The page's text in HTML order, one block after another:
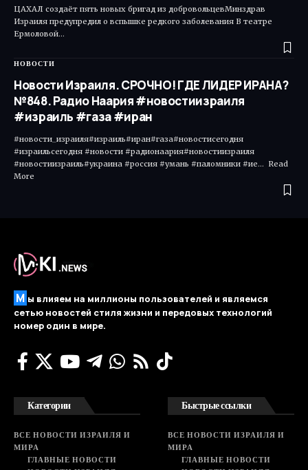
ЦАХАЛ создаёт пять новых бригад из добровольцевМинздрав
Израиля предупредил о вспышке редкого заболевания В театре
Ермоловой…
НОВОСТИ
Новости Израиля. СРОЧНО! ГДЕ ЛИДЕР ИРАНА?
№848. Радио Наария #новостиизраиля
#израиль #газа #иран
#новости_израиля#израиль#иран#газа#новостисегодня
#израильсегодня #новости #радионаария#новостиизраиля
#новостиизраиль#украина #россия #умань #паломники #ие... Read
More ​
М ы влияем на миллионы пользователей и являемся
сетью новостей стиля жизни и передовых технологий
номер один в мире.
Категории
ВСЕ НОВОСТИ ИЗРАИЛЯ И
МИРА
ГЛАВНЫЕ НОВОСТИ
Быстрые ссылки
ВСЕ НОВОСТИ ИЗРАИЛЯ И
МИРА
ГЛАВНЫЕ НОВОСТИ